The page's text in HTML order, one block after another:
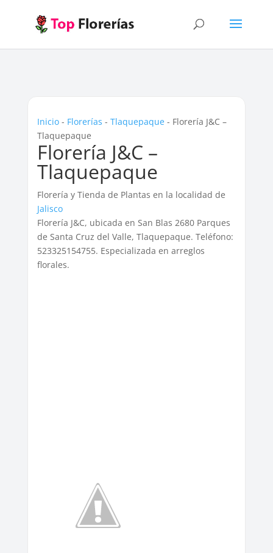
Inicio- Florerías - Tlaquepaque- Florería J&C –
Tlaquepaque
Florería J&C –
Tlaquepaque
Florería y Tienda de Plantas en la localidad de
Jalisco
Florería J&C, ubicada en San Blas 2680 Parques
de Santa Cruz del Valle, Tlaquepaque. Teléfono:
523325154755. Especializada en arreglos
florales.